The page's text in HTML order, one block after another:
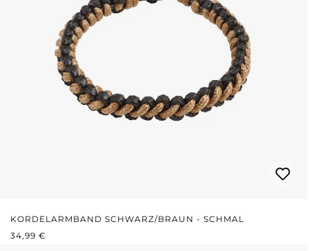
KORDELARMBAND SCHWARZ/BRAUN - SCHMAL
REGULÄRER PREIS:
34,99 €